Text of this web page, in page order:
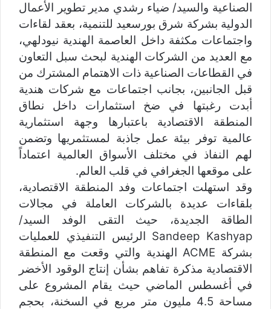
الصناعية والسيد/ ضياء رشدي مدير تطوير الأعمال
الدولية بشركة شرق بورسعيد للتنمية، بعقد لقاءات
واجتماعات مكثفة داخل العاصمة الهندية نيودلهي،
مع العديد من الشركات الهندية لبحث سبل التعاون
في القطاعات الصناعية ذات الاهتمام المشترك من
قبل الجانبين، بجانب اجتماعات مع شركات هندية
أبدت رغبتها في ضخ استثمارات داخل نطاق
المنطقة الاقتصادية باعتبارها وجهة استثمارية
عالمية توفر بيئة عمل جاذبة لمستثمريها وتضمن
لهم النفاذ في مختلف الأسواق العالمية اعتماداً
على موقعها الجغرافي في قلب العالم.
وقد استهلت اجتماعات وفد المنطقة الاقتصادية،
بلقاءات عديدة بالشركات العاملة في مجالات
الطاقة الجديدة، حيث التقى الوفد السيد/
Sandeep Kashyap الرئيس التنفيذي للعمليات
بشركة ACME الهندية والتي وقعت مع المنطقة
الاقتصادية مذكرة تفاهم بشأن إنتاج الوقود الأخضر
في أغسطس الماضي حيث يقام المشروع على
مساحة 4.5 مليون متر مربع في السخنة، بحجم